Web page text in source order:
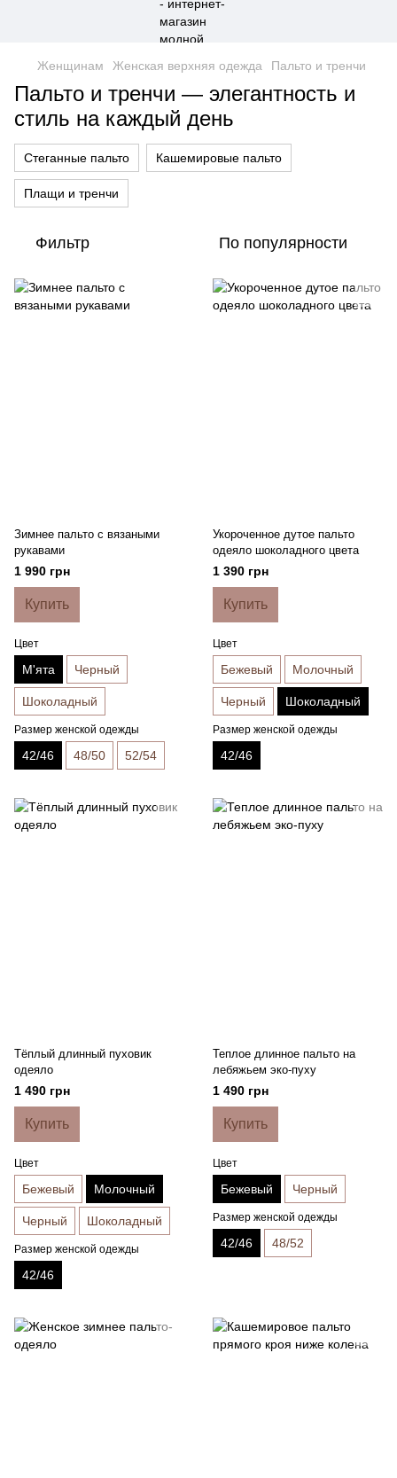
Женщинам Женская верхняя одежда Пальто и тренчи
Пальто и тренчи — элегантность и
стиль на каждый день
Стеганные пальто Кашемировые пальто
Плащи и тренчи
Фильтр По популярности
Зимнее пальто с вязаными
рукавами
1 990 грн
Купить
Цвет
М'ята Черный
Шоколадный
Размер женской одежды
42/46 48/50 52/54
Укороченное дутое пальто
одеяло шоколадного цвета
1 390 грн
Купить
Цвет
Бежевый Молочный
Черный Шоколадный
Размер женской одежды
42/46
Тёплый длинный пуховик
одеяло
1 490 грн
Купить
Цвет
Бежевый Молочный
Черный Шоколадный
Размер женской одежды
42/46
Теплое длинное пальто на
лебяжьем эко-пуху
1 490 грн
Купить
Цвет
Бежевый Черный
Размер женской одежды
42/46 48/52